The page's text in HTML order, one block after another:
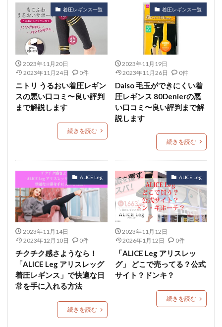
着圧レギンス一覧
2023年11月20日
2023年11月24日
0件
ニトリ うるおい着圧レギン
スの悪い口コミ〜良い評判
まで解説します
続きを読む
着圧レギンス一覧
2023年11月19日
2023年11月26日
0件
Daiso 毛玉ができにくい着
圧レギンス 80Denierの悪
い口コミ〜良い評判まで解
説します
続きを読む
ALICE Leg
2023年11月14日
2023年12月10日
0件
チクチク感さようなら！
「ALICE Leg アリスレッグ
着圧レギンス」で快適な日
常を手に入れる方法
続きを読む
ALICE Leg
2023年11月12日
2026年1月12日
0件
「ALICE Leg アリスレッ
グ」 どこで売ってる？公式
サイト？ドンキ？
続きを読む